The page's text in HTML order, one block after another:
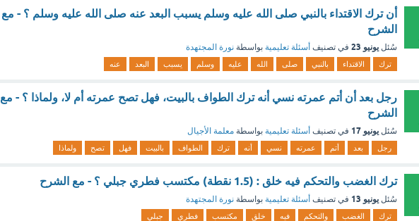
أن ترك الاقتداء بالنبي صلى الله عليه وسلم يسبب البعد عنه صلى الله عليه وسلم ؟ - مع
الشرح
سُئل يونيو 23 في تصنيف أسئلة تعليمية بواسطة نورة المجتهدة
ترك الاقتداء بالنبي صلى الله عليه وسلم يسبب البعد عنه
رجل بعد أن أتم عمرته نسي أنه ترك الطواف بالبيت، فهل تصح عمرته أم لا، ولماذا ؟ - مع
الشرح
سُئل يونيو 17 في تصنيف أسئلة تعليمية بواسطة معلمة الأجيال
رجل بعد أتم عمرته نسي أنه ترك الطواف بالبيت فهل تصح ولماذا
ترك الغضب والتحكم فيه خلق : (1.5 نقطة) مكتسب فطري جبلي ؟ - مع الشرح
سُئل يونيو 13 في تصنيف أسئلة تعليمية بواسطة نورة المجتهدة
ترك الغضب والتحكم فيه خلق مكتسب فطري جبلي